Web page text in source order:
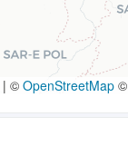
| © OpenStreetMap©